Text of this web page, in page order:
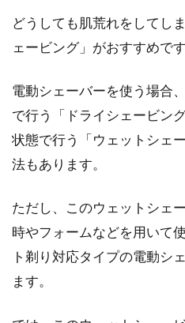
どうしても肌荒れをしてし
ェービング」がおすすめです
電動シェーバーを使う場合
で行う「ドライシェービン
状態で行う「ウェットシェ
法もあります。
ただし、このウェットシェ
時やフォームなどを用いて
ト剃り対応タイプの電動シ
ます。